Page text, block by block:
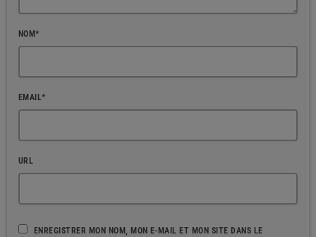
NOM*
EMAIL*
URL
ENREGISTRER MON NOM, MON E-MAIL ET MON SITE DANS LE